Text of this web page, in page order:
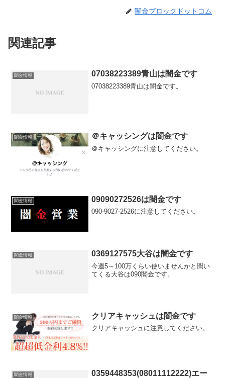
闇金ブロックドットコム
関連記事
闇金情報 07038223389青山は闇金です
07038223389青山は闇金です。
闇金情報 ＠キャッシングは闇金です
＠キャッシングに注意してください。
闇金情報 09090272526は闇金です
090-9027-2526に注意してください。
闇金情報 0369127575大谷は闇金です
今週5～100万くらい使いませんかと聞い
てくる大谷は090闇金です。
闇金情報 クリアキャッシュは闇金です
クリアキャッシュに注意してください。
闇金情報
0359448353(08011112222)エー